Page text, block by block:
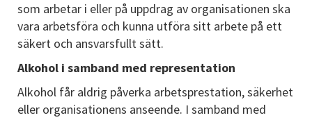
som arbetar i eller på uppdrag av organisationen ska
vara arbetsföra och kunna utföra sitt arbete på ett
säkert och ansvarsfullt sätt.
Alkohol i samband med representation
Alkohol får aldrig påverka arbetsprestation, säkerhet
eller organisationens anseende. I samband med